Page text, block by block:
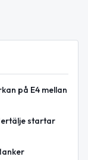
på E4 mellan
startar